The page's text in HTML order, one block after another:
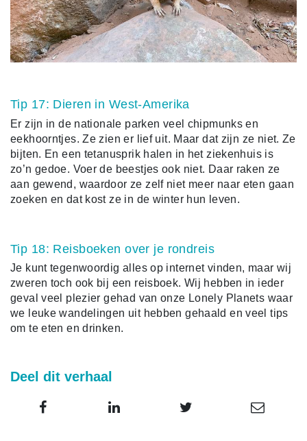
Tip 17: Dieren in West-Amerika
Er zijn in de nationale parken veel chipmunks en
eekhoorntjes. Ze zien er lief uit. Maar dat zijn ze niet. Ze
bijten. En een tetanusprik halen in het ziekenhuis is
zo’n gedoe. Voer de beestjes ook niet. Daar raken ze
aan gewend, waardoor ze zelf niet meer naar eten gaan
zoeken en dat kost ze in de winter hun leven.
Tip 18: Reisboeken over je rondreis
Je kunt tegenwoordig alles op internet vinden, maar wij
zweren toch ook bij een reisboek. Wij hebben in ieder
geval veel plezier gehad van onze Lonely Planets waar
we leuke wandelingen uit hebben gehaald en veel tips
om te eten en drinken.
Deel dit verhaal